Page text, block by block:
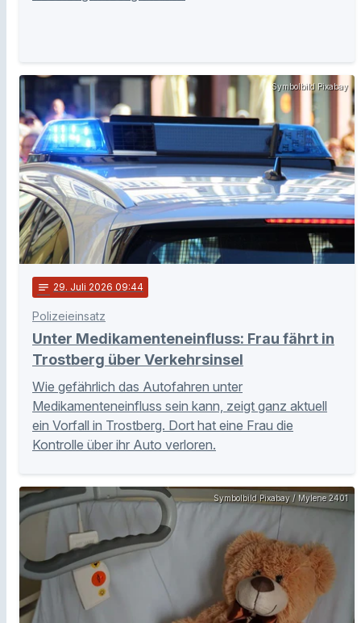
Symbolbild Pixabay
notes 29. Juli 2026 09:44
Polizeieinsatz
Unter Medikamenteneinfluss: Frau fährt in
Trostberg über Verkehrsinsel
Wie gefährlich das Autofahren unter
Medikamenteneinfluss sein kann, zeigt ganz aktuell
ein Vorfall in Trostberg. Dort hat eine Frau die
Kontrolle über ihr Auto verloren.
Symbolbild Pixabay / Mylene 2401